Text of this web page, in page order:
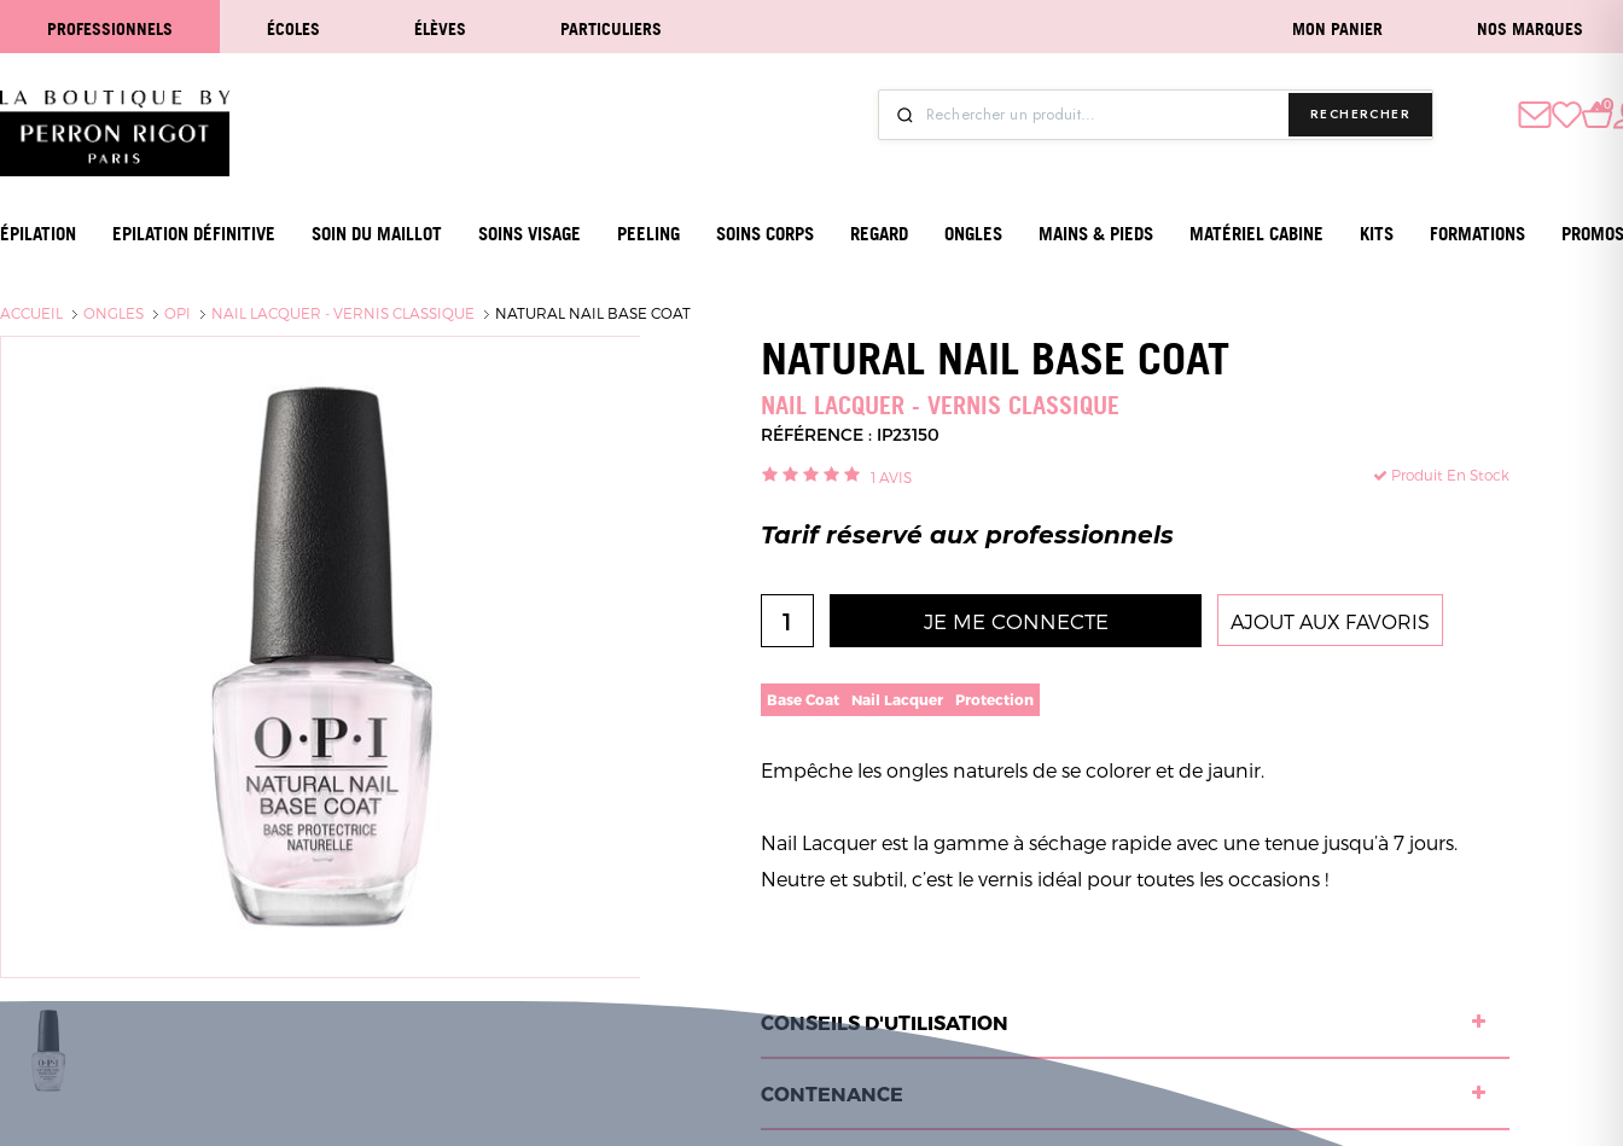
PROFESSIONNELS ÉCOLES ÉLÈVES PARTICULIERS MON PANIER NOS MARQUES
RECHERCHER
0
ÉPILATION EPILATION DÉFINITIVE SOIN DU MAILLOT SOINS VISAGE PEELING SOINS CORPS REGARD ONGLES MAINS & PIEDS MATÉRIEL CABINE KITS FORMATIONS PROMOS
ACCUEIL ONGLES OPI NAIL LACQUER - VERNIS CLASSIQUE NATURAL NAIL BASE COAT
NATURAL NAIL BASE COAT
NAIL LACQUER - VERNIS CLASSIQUE
RÉFÉRENCE : IP23150
1 AVIS Produit En Stock
Tarif réservé aux professionnels
JE ME CONNECTE AJOUT AUX FAVORIS
Base Coat Nail Lacquer Protection
Empêche les ongles naturels de se colorer et de jaunir.
Nail Lacquer est la gamme à séchage rapide avec une tenue jusqu’à 7 jours.
Neutre et subtil, c’est le vernis idéal pour toutes les occasions !
CONSEILS D'UTILISATION
CONTENANCE